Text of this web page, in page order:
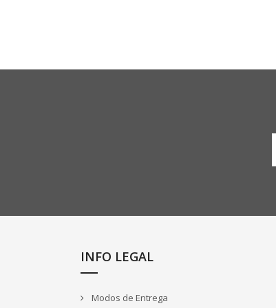
INFO LEGAL
Modos de Entrega